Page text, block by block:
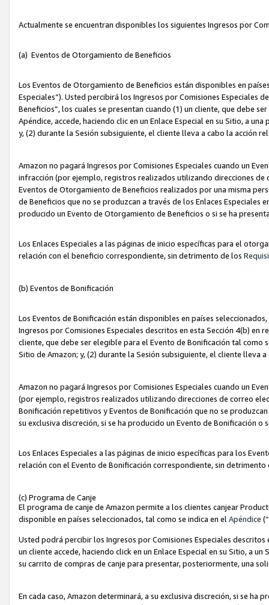
Actualmente se encuentran disponibles los siguientes Ingresos por
(a) Eventos de Otorgamiento de Beneficios
Los Eventos de Otorgamiento de Beneficios están disponibles en
Especiales”). Usted percibirá los Ingresos por Comisiones Especiales
Beneficios”, los cuales se presentan cuando (1) un cliente, que debe
Apéndice, accede, haciendo clic en un Enlace Especial en su Sitio, a
y, (2) durante la Sesión subsiguiente, el cliente lleva a cabo la acción
Amazon no pagará Ingresos por Comisiones Especiales cuando un
infracción (por ejemplo, registros realizados utilizando direcciones
Eventos de Otorgamiento de Beneficios realizados por una misma
de Beneficios que no se produzcan a través de los Enlaces Especiales
producido un Evento de Otorgamiento de Beneficios o si se ha
Los Enlaces Especiales a las páginas de inicio específicas para el
relación con el beneficio correspondiente, sin detrimento de los
(b) Eventos de Bonificación
Los Eventos de Bonificación están disponibles en países
Ingresos por Comisiones Especiales descritos en esta Sección 4(b) en
cliente, que debe ser elegible para el Evento de Bonificación tal como
Sitio de Amazon; y, (2) durante la Sesión subsiguiente, el cliente lleva
Amazon no pagará Ingresos por Comisiones Especiales cuando un
(por ejemplo, registros realizados utilizando direcciones de correo
Bonificación repetitivos y Eventos de Bonificación que no se
su exclusiva discreción, si se ha producido un Evento de Bonificación
Los Enlaces Especiales a las páginas de inicio específicas para los
relación con el Evento de Bonificación correspondiente, sin
(c) Programa de Canje
El programa de canje de Amazon permite a los clientes canjear
disponible en países seleccionados, tal como se indica en el Apéndice
Usted podrá percibir los Ingresos por Comisiones Especiales
un cliente accede, haciendo click en un Enlace Especial en su Sitio, a
su carrito de compras de canje para presentar, posteriormente, una
En cada caso, Amazon determinará, a su exclusiva discreción, si se